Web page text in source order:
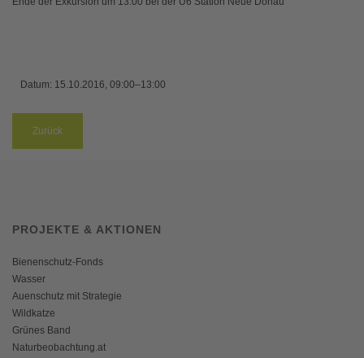
Datum: 15.10.2016, 09:00–13:00
Zurück
PROJEKTE & AKTIONEN
Bienenschutz-Fonds
Wasser
Auenschutz mit Strategie
Wildkatze
Grünes Band
Naturbeobachtung.at